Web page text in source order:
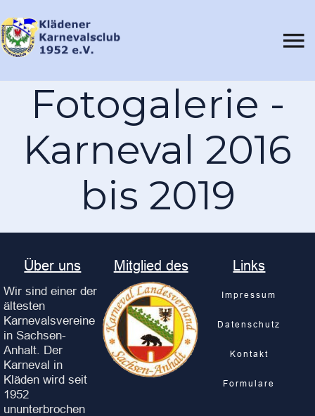
Fotogalerie -
Karneval 2016
bis 2019
Über uns
Wir sind einer der
ältesten
Karnevalsvereine
in Sachsen-
Anhalt. Der
Karneval in
Kläden wird seit
1952
ununterbrochen
Mitglied des Links
Impressum
Datenschutz
Kontakt
Formulare